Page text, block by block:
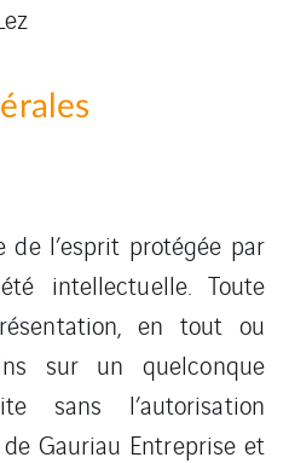
l’esprit protégée par
intellectuelle. Toute
en tout ou
sur un quelconque
sans l’autorisation
Gauriau Entreprise et